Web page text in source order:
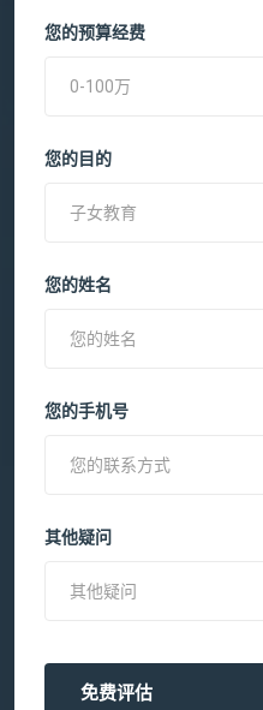
您的预算经费
0-100万
您的目的
子女教育
您的姓名
您的手机号
其他疑问
免费评估